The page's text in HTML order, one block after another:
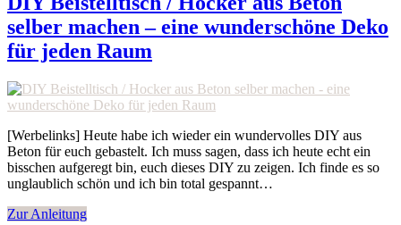
selber machen – eine wunderschöne Deko
für jeden Raum
[Werbelinks] Heute habe ich wieder ein wundervolles DIY aus
Beton für euch gebastelt. Ich muss sagen, dass ich heute echt ein
bisschen aufgeregt bin, euch dieses DIY zu zeigen. Ich finde es so
unglaublich schön und ich bin total gespannt…
Zur Anleitung